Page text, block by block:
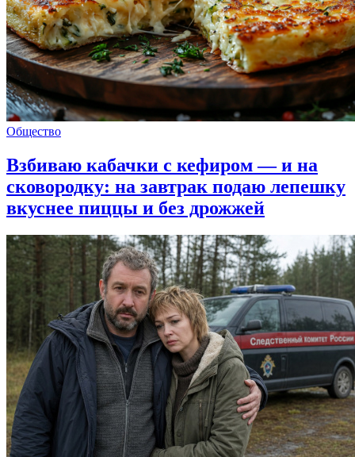
Общество
Взбиваю кабачки с кефиром — и на
сковородку: на завтрак подаю лепешку
вкуснее пиццы и без дрожжей